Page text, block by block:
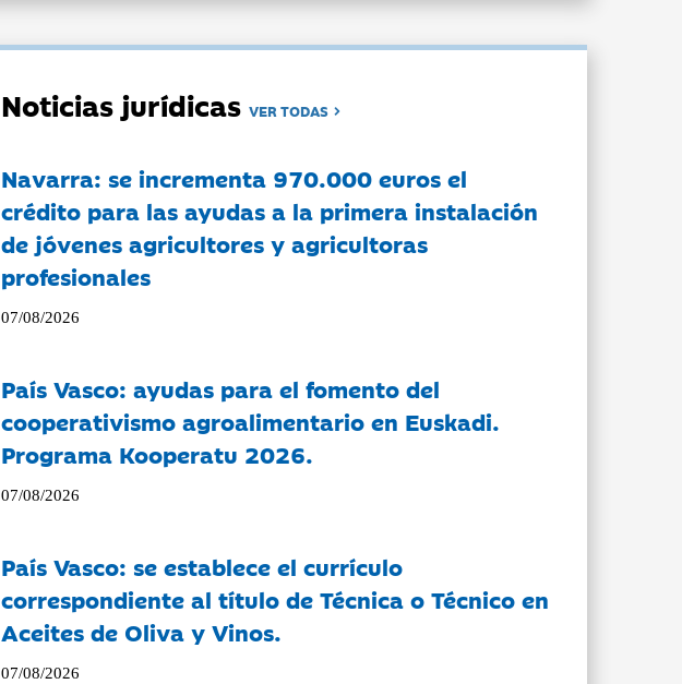
Noticias jurídicasVER TODAS
Navarra: se incrementa 970.000 euros el
crédito para las ayudas a la primera instalación
de jóvenes agricultores y agricultoras
profesionales
07/08/2026
País Vasco: ayudas para el fomento del
cooperativismo agroalimentario en Euskadi.
Programa Kooperatu 2026.
07/08/2026
País Vasco: se establece el currículo
correspondiente al título de Técnica o Técnico en
Aceites de Oliva y Vinos.
07/08/2026